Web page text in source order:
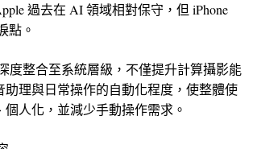
過去在 AI 領域相對保守，但 iPhone
點。
度整合至系統層級，不僅提升計算攝影能
助理與日常操作的自動化程度，使整體使
人化，並減少手動操作需求。